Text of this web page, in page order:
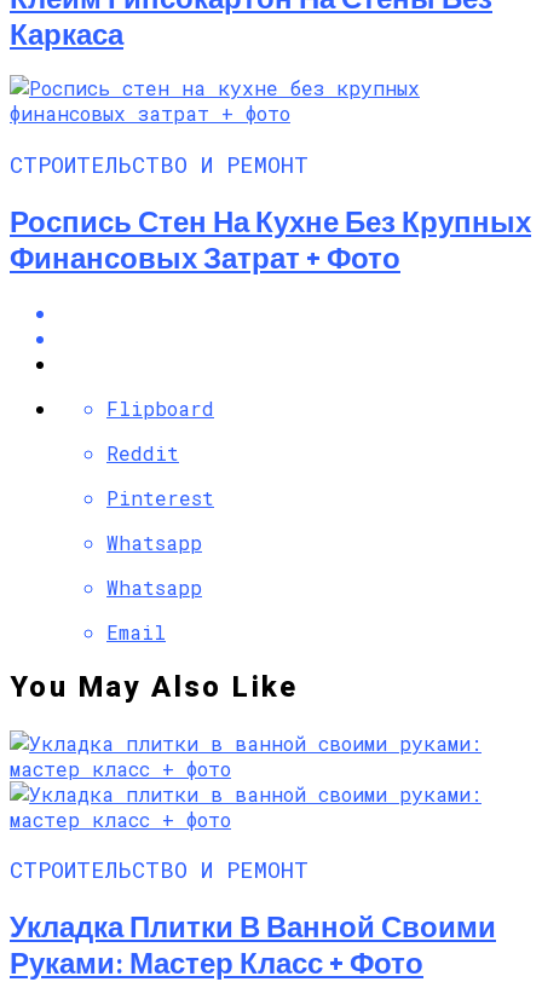
Каркаса
СТРОИТЕЛЬСТВО И РЕМОНТ
Роспись Стен На Кухне Без Крупных
Финансовых Затрат + Фото
Flipboard
Reddit
Pinterest
Whatsapp
Whatsapp
Email
You May Also Like
СТРОИТЕЛЬСТВО И РЕМОНТ
Укладка Плитки В Ванной Своими
Руками: Мастер Класс + Фото